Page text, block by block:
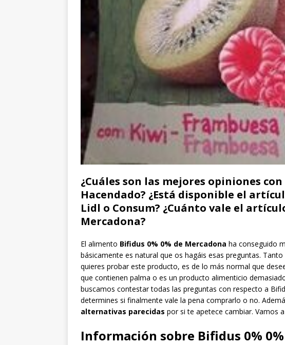
¿Cuáles son las mejores opiniones
Hacendado? ¿Está disponible el
Lidl o Consum? ¿Cuánto vale el
Mercadona?
El alimento Bifidus 0% 0% de Mercadona ha conseguido
básicamente es natural que os hagáis esas preguntas.
quieres probar este producto, es de lo más normal que
que contienen palma o es un producto alimenticio
buscamos contestar todas las preguntas con respecto a
determines si finalmente vale la pena comprarlo o no.
alternativas parecidas por si te apetece cambiar. Vamos
Información sobre Bifidus 0%